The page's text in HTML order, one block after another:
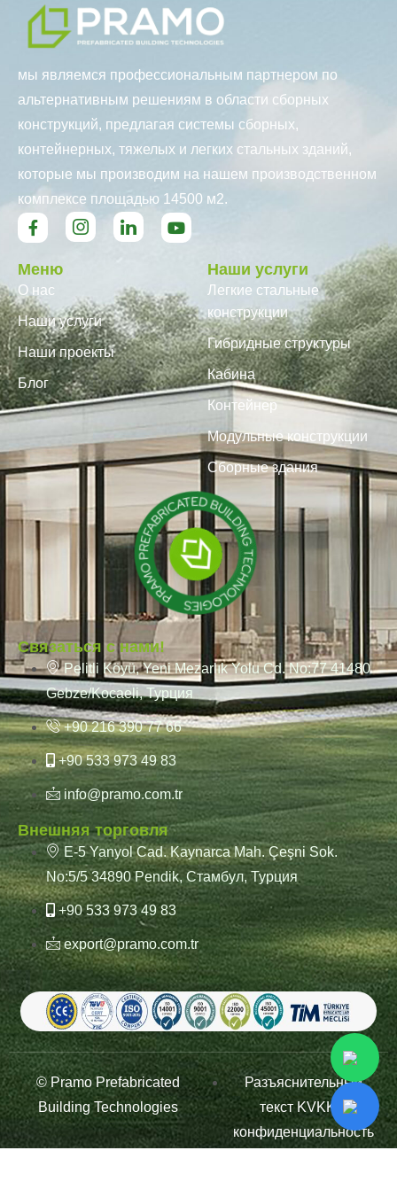
мы являемся профессиональным партнером по
альтернативным решениям в области сборных
конструкций, предлагая системы сборных,
контейнерных, тяжелых и легких стальных зданий,
которые мы производим на нашем производственном
комплексе площадью 14500 м2.
Меню
О нас
Наши услуги
Наши проекты
Блог
Наши услуги
Легкие стальные
конструкции
Гибридные структуры
Кабина
Контейнер
Модульные конструкции
Сборные здания
Связаться с нами!
Pelitli Köyü, Yeni Mezarlık Yolu Cd. No:77 41480
Gebze/Kocaeli, Турция
+90 216 390 77 66
+90 533 973 49 83
info@pramo.com.tr
Внешняя торговля
E-5 Yanyol Cad. Kaynarca Mah. Çeşni Sok.
No:5/5 34890 Pendik, Стамбул, Турция
+90 533 973 49 83
export@pramo.com.tr
© Pramo Prefabricated
Building Technologies
Разъяснительный
текст KVKK и
конфиденциальность